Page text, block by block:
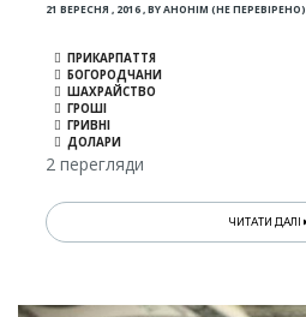
21 ВЕРЕСНЯ , 2016,BYАНОНІМ (НЕ ПЕРЕВІРЕНО)
ПРИКАРПАТТЯ
БОГОРОДЧАНИ
ШАХРАЙСТВО
ГРОШІ
ГРИВНІ
ДОЛАРИ
2 перегляди
ЧИТАТИ ДАЛІ